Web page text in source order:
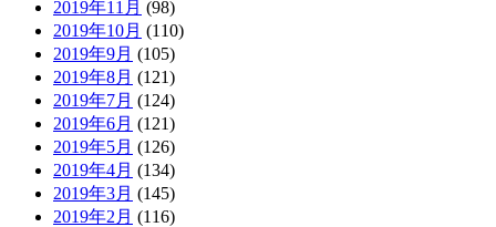
2019年11月 (98)
2019年10月 (110)
2019年9月 (105)
2019年8月 (121)
2019年7月 (124)
2019年6月 (121)
2019年5月 (126)
2019年4月 (134)
2019年3月 (145)
2019年2月 (116)